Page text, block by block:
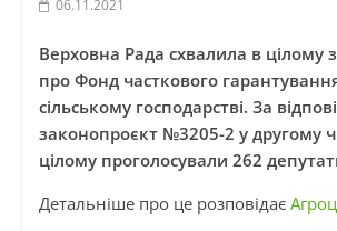
06.11.2021
Верховна Рада схвалила в цілому
про Фонд часткового
сільському господарстві. За
законопроєкт №3205-2 у другому
цілому проголосували 262
Детальніше про це розповідає